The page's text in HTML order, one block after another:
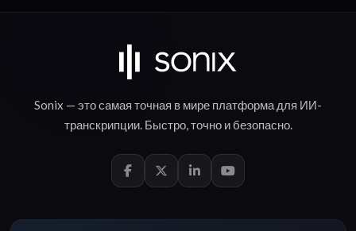
Sonix — это самая точная в мире платформа для ИИ-
транскрипции. Быстро,точнои безопасно.